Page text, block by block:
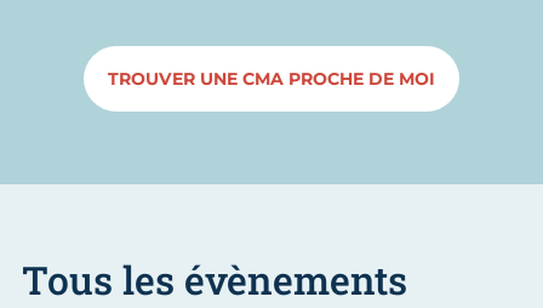
TROUVER UNE CMA PROCHE DE MOI
Tous les évènements